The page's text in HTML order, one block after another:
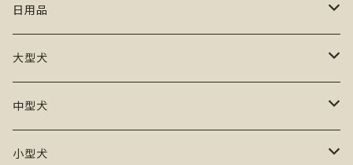
初級【★☆☆☆☆】やさしい
初級＋【★★☆☆☆】ふつう
香り付き
35%OFF
フードボウル
再入荷なし！
丈夫なおもちゃ
ぬいぐるみ
ボール
噛むおもちゃ
リード
エチケット
ロンパース
T -シャツ
パーカー
タンクトップ
フードボウル
早食い防止
おやつ入れ可能
知育【エンリッチメント】
日用品
Toothbrushes【歯ブラシ】
Poop Pickup【うんち処理】
Brushes【ブラシ】
大型犬
おもちゃ
お洋服
中型犬
おもちゃ
小型犬